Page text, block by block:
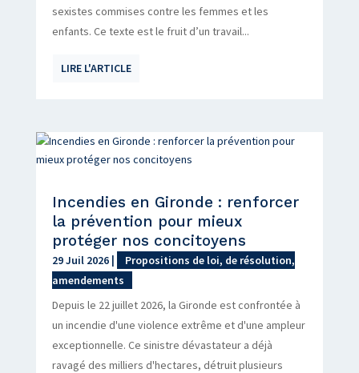
sexistes commises contre les femmes et les
enfants. Ce texte est le fruit d’un travail...
LIRE L'ARTICLE
Incendies en Gironde : renforcer
la prévention pour mieux
protéger nos concitoyens
29 Juil 2026|
Propositions de loi, de résolution,
amendements
Depuis le 22 juillet 2026, la Gironde est confrontée à
un incendie d'une violence extrême et d'une ampleur
exceptionnelle. Ce sinistre dévastateur a déjà
ravagé des milliers d'hectares, détruit plusieurs